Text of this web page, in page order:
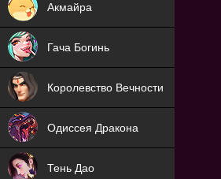
Акмайра
Гача Богинь
NEW
Королевство Вечности
NEW
Одиссея Дракона
NEW
Тень Дао
NEW